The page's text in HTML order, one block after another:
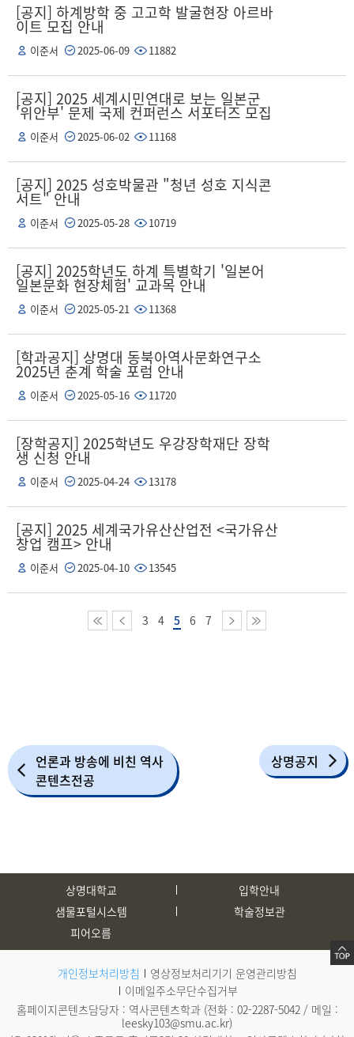
[공지] 하계방학 중 고고학 발굴현장 아르바
이트 모집 안내
이준서 2025-06-09 11882
[공지] 2025 세계시민연대로 보는 일본군
'위안부' 문제 국제 컨퍼런스 서포터즈 모집
이준서 2025-06-02 11168
[공지] 2025 성호박물관 "청년 성호 지식콘
서트" 안내
이준서 2025-05-28 10719
[공지] 2025학년도 하계 특별학기 '일본어
일본문화 현장체험' 교과목 안내
이준서 2025-05-21 11368
[학과공지] 상명대 동북아역사문화연구소
2025년 춘계 학술 포럼 안내
이준서 2025-05-16 11720
[장학공지] 2025학년도 우강장학재단 장학
생 신청 안내
이준서 2025-04-24 13178
[공지] 2025 세계국가유산산업전 <국가유산
창업 캠프> 안내
이준서 2025-04-10 13545
3 4 5 6 7
언론과 방송에 비친 역사
콘텐츠전공
상명공지
상명대학교
입학안내
샘물포털시스템
학술정보관
피어오름
개인정보처리방침
영상정보처리기기 운영관리방침
이메일주소무단수집거부
홈페이지콘텐츠담당자 : 역사콘텐츠학과 (전화 : 02-2287-5042/ 메일 :
leesky103@smu.ac.kr)